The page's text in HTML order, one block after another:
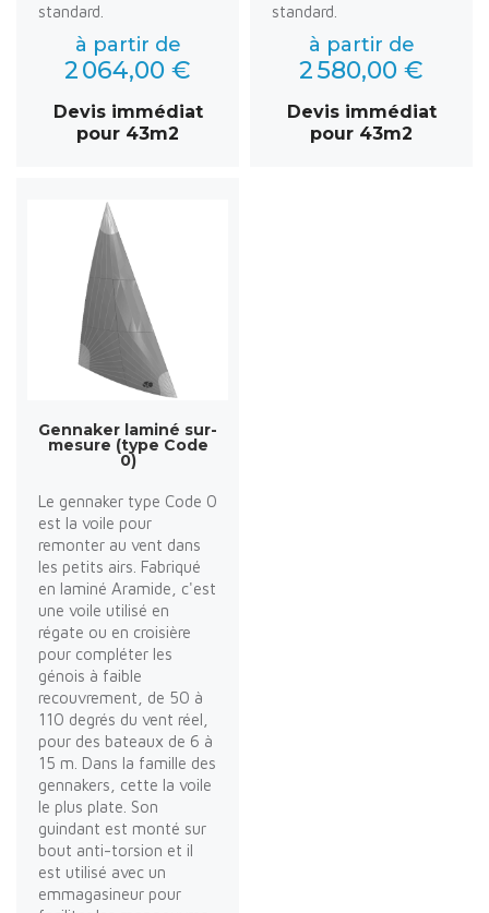
standard.
à partir de
2 064,00 €
Devis immédiat
pour 43m2
standard.
à partir de
2 580,00 €
Devis immédiat
pour 43m2
Gennaker laminé sur-
mesure (type Code
0)
Le gennaker type Code 0
est la voile pour
remonter au vent dans
les petits airs. Fabriqué
en laminé Aramide, c'est
une voile utilisé en
régate ou en croisière
pour compléter les
génois à faible
recouvrement, de 50 à
110 degrés du vent réel,
pour des bateaux de 6 à
15 m. Dans la famille des
gennakers, cette la voile
le plus plate. Son
guindant est monté sur
bout anti-torsion et il
est utilisé avec un
emmagasineur pour